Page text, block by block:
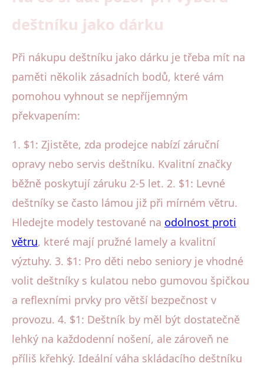
deštníku jako dárku
Při nákupu deštníku jako dárku je třeba mít na
paměti několik zásadních bodů, které vám
pomohou vyhnout se nepříjemným
překvapením:
1. $1: Zjistěte, zda prodejce nabízí záruční
opravy nebo servis deštníku. Kvalitní značky
běžně poskytují záruku 2-5 let. 2. $1: Levné
deštníky se často lámou již při mírném větru.
Hledejte modely testované na odolnost proti
větru, které mají pružné lamely a kvalitní
výztuhy. 3. $1: Pro děti nebo seniory je vhodné
volit deštníky s kulatou nebo gumovou špičkou
a reflexními prvky pro větší bezpečnost v
provozu. 4. $1: Deštník by měl být dostatečně
lehký na každodenní nošení, ale zároveň ne
příliš křehký. Ideální váha skládacího deštníku